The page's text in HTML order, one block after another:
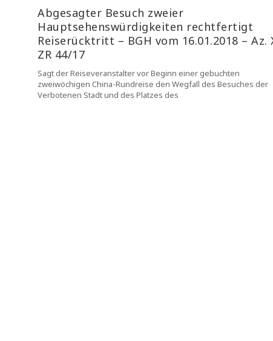
Abgesagter Besuch zweier
Hauptsehenswürdigkeiten rechtfertigt
Reiserücktritt – BGH vom 16.01.2018 – Az.
ZR 44/17
Sagt der Reiseveranstalter vor Beginn einer gebuchten
zweiwöchigen China-Rundreise den Wegfall des Besuches der
Verbotenen Stadt und des Platzes des